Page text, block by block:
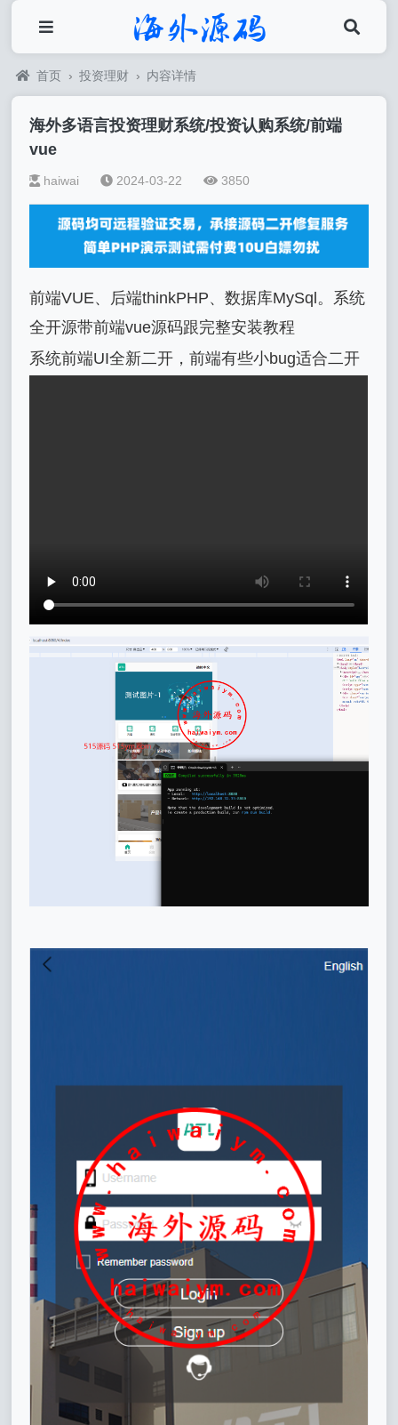
首页 › 投资理财 › 内容详情
海外多语言投资理财系统/投资认购系统/前端
vue
haiwai 2024-03-22 3850
前端VUE、后端thinkPHP、数据库MySql。系统
全开源带前端vue源码跟完整安装教程
系统前端UI全新二开，前端有些小bug适合二开